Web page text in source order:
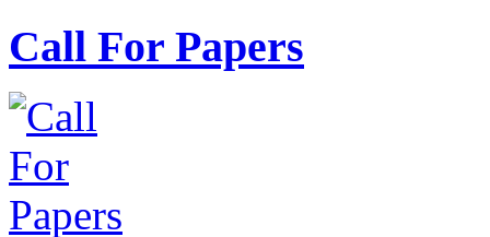
Call For Papers